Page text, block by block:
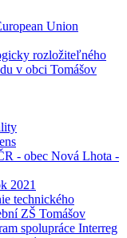
Union
rozložiteľného
v obci Tomášov
- obec Nová Lhota -
2021
technického
ZŠ Tomášov
spolupráce Interreg